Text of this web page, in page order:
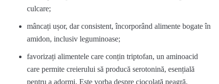
culcare;
mâncați ușor, dar consistent, încorporând alimente bogate în
amidon, inclusiv leguminoase;
favorizați alimentele care conțin triptofan, un aminoacid
care permite creierului să producă serotonină, esențială
pentru a adormi. Este vorba despre ciocolată neagră,